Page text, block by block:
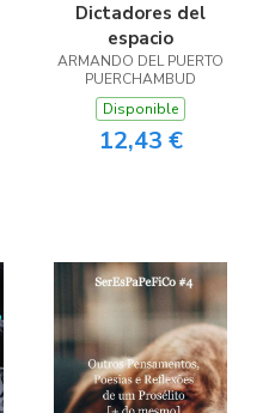
Dictadores del
espacio
ARMANDO DEL PUERTO
PUERCHAMBUD
Disponible
12,43 €